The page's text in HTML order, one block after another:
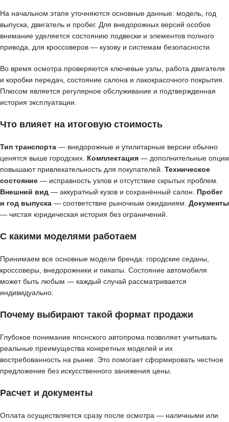
На начальном этапе уточняются основные данные: модель, год
выпуска, двигатель и пробег. Для внедорожных версий особое
внимание уделяется состоянию подвески и элементов полного
привода, для кроссоверов — кузову и системам безопасности.
Во время осмотра проверяются ключевые узлы, работа двигателя
и коробки передач, состояние салона и лакокрасочного покрытия.
Плюсом является регулярное обслуживание и подтвержденная
история эксплуатации.
Что влияет на итоговую стоимость
Тип транспорта — внедорожные и утилитарные версии обычно
ценятся выше городских. Комплектация — дополнительные опции
повышают привлекательность для покупателей. Техническое
состояние — исправность узлов и отсутствие скрытых проблем.
Внешний вид — аккуратный кузов и сохранённый салон. Пробег
и год выпуска — соответствие рыночным ожиданиям. Документы
— чистая юридическая история без ограничений.
С какими моделями работаем
Принимаем все основные модели бренда: городские седаны,
кроссоверы, внедорожники и пикапы. Состояние автомобиля
может быть любым — каждый случай рассматривается
индивидуально.
Почему выбирают такой формат продажи
Глубокое понимание японского автопрома позволяет учитывать
реальные преимущества конкретных моделей и их
востребованность на рынке. Это помогает сформировать честное
предложение без искусственного занижения цены.
Расчет и документы
Оплата осуществляется сразу после осмотра — наличными или